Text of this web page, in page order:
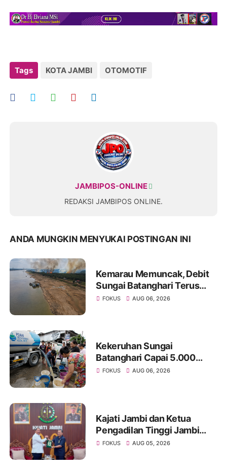
Tags KOTA JAMBI OTOMOTIF
JAMBIPOS-ONLINE
REDAKSI JAMBIPOS ONLINE.
ANDA MUNGKIN MENYUKAI POSTINGAN INI
Kemarau Memuncak, Debit
Sungai Batanghari Terus
Menyusut, Jambi Hadapi
FOKUS AUG 06, 2026
Kekeruhan Sungai
Batanghari Capai 5.000
NTU, Distribusi Air PDAM
FOKUS AUG 06, 2026
Kajati Jambi dan Ketua
Pengadilan Tinggi Jambi
Berkomitmen Perkuat
FOKUS AUG 05, 2026